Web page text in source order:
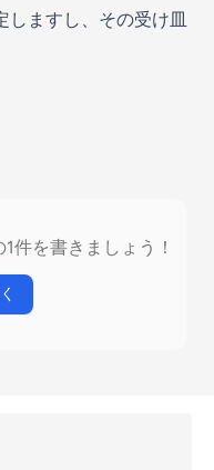
しますし、その受け皿
件を書きましょう！